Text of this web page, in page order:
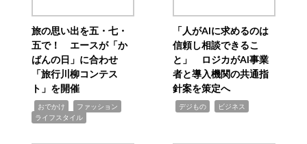
旅の思い出を五・七・
五で！ エースが「か
ばんの日」に合わせ
「旅行川柳コンテス
ト」を開催
おでかけ ファッション
ライフスタイル
「人がAIに求めるのは
信頼し相談できるこ
と」 ロジカがAI事業
者と導入機関の共通指
針案を策定へ
デジもの ビジネス